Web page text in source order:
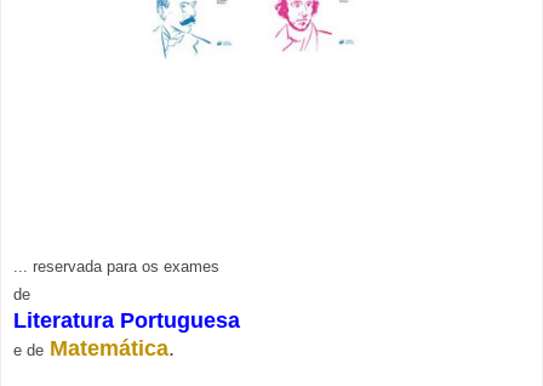
... reservada para os exames
de
Literatura Portuguesa
e de Matemática.